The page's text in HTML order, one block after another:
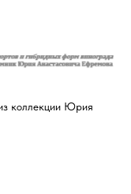
коллекции Юрия